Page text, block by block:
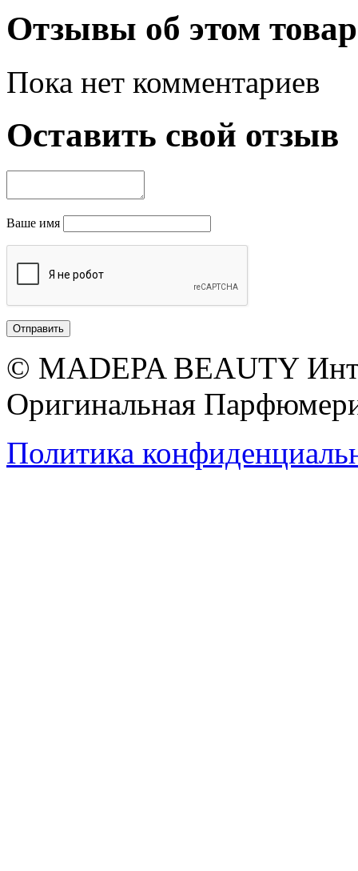
Отзывы об этом
Пока нет комментариев
Оставить свой отзыв
Ваше имя
© MADEPA BEAUTY
Оригинальная
Политика